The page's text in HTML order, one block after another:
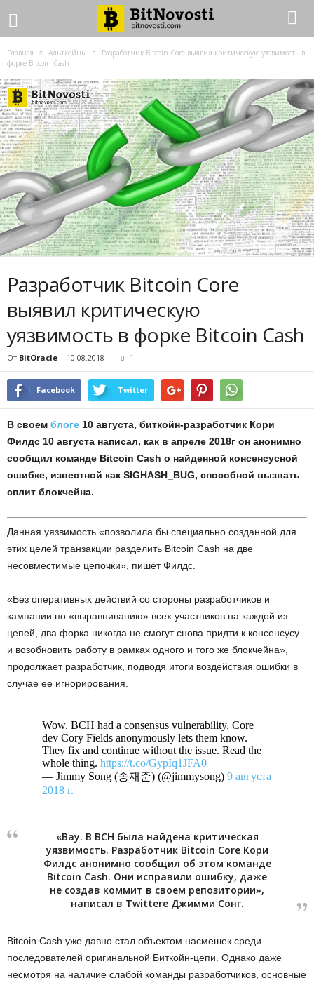
Главная Альткойны
Разработчик Bitcoin Core выявил критическую уязвимость в
форке Bitcoin Cash
Разработчик Bitcoin Core
выявил критическую
уязвимость в форке Bitcoin Cash
От BitOracle - 10.08.2018 1
Facebook Twitter
В своем блоге 10 августа, биткойн-разработчик Кори
Филдс 10 августа написал, как в апреле 2018г он анонимно
сообщил команде Bitcoin Cash о найденной консенсусной
ошибке, известной как SIGHASH_BUG, способной вызвать
сплит блокчейна.
Данная уязвимость «позволила бы специально созданной для
этих целей транзакции разделить Bitcoin Cash на две
несовместимые цепочки», пишет Филдс.
«Без оперативных действий со стороны разработчиков и
кампании по «выравниванию» всех участников на каждой из
цепей, два форка никогда не смогут снова придти к консенсусу
и возобновить работу в рамках одного и того же блокчейна»,
продолжает разработчик, подводя итоги воздействия ошибки в
случае ее игнорирования.
Wow. BCH had a consensus vulnerability. Core
dev Cory Fields anonymously lets them know.
They fix and continue without the issue. Read the
whole thing. https://t.co/GypIq1JFA0
— Jimmy Song (송재준) (@jimmysong) 9 августа
2018 г.
«Вау. В BCH была найдена критическая
уязвимость. Разработчик Bitcoin Core Кори
Филдс анонимно сообщил об этом команде
Bitcoin Cash. Они исправили ошибку, даже
не создав коммит в своем репозитории»,
написал в Twittere Джимми Сонг.
Bitcoin Cash уже давно стал объектом насмешек среди
последователей оригинальной Биткойн-цепи. Однако даже
несмотря на наличие слабой команды разработчиков, основные